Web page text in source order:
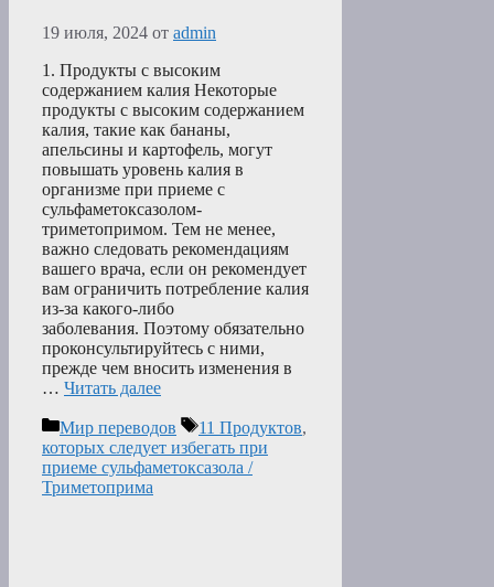
19 июля, 2024 от admin
1. Продукты с высоким
содержанием калия Некоторые
продукты с высоким содержанием
калия, такие как бананы,
апельсины и картофель, могут
повышать уровень калия в
организме при приеме с
сульфаметоксазолом-
триметопримом. Тем не менее,
важно следовать рекомендациям
вашего врача, если он рекомендует
вам ограничить потребление калия
из-за какого-либо
заболевания. Поэтому обязательно
проконсультируйтесь с ними,
прежде чем вносить изменения в
… Читать далее
Рубрики
Мир переводов Метки
11 Продуктов,
которых следует избегать при
приеме сульфаметоксазола /
Триметоприма